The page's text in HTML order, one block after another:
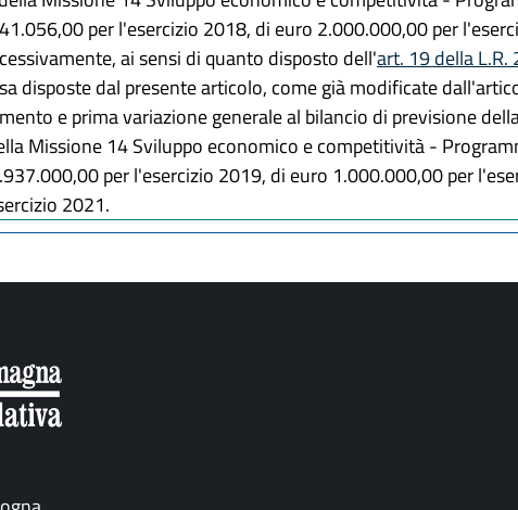
per l'esercizio 2018, di euro 2.000.000,00 per
ai sensi di quanto disposto dell'art. 19 della
disposte dal presente articolo, come già modificate
e prima variazione generale al bilancio di previsione
Missione 14 Sviluppo economico e competitività -
per l'esercizio 2019, di euro 1.000.000,00 per
2021.